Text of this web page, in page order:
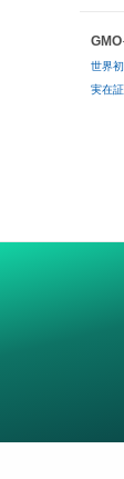
世界
実在